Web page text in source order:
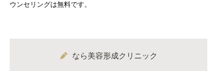
ウンセリングは無料です。
なら美容形成クリニック